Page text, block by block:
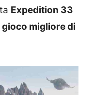
Expedition 33
gioco migliore di